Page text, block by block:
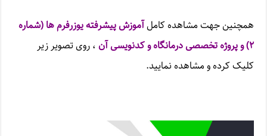
همچنین جهت مشاهده کاملآموزش پیشرفته یوزرفرم ها (شماره
۲) و پروژه تخصصی درمانگاه و کدنویسی آن
، روی تصویر زیر
کلیک کرده و مشاهده نمایید.